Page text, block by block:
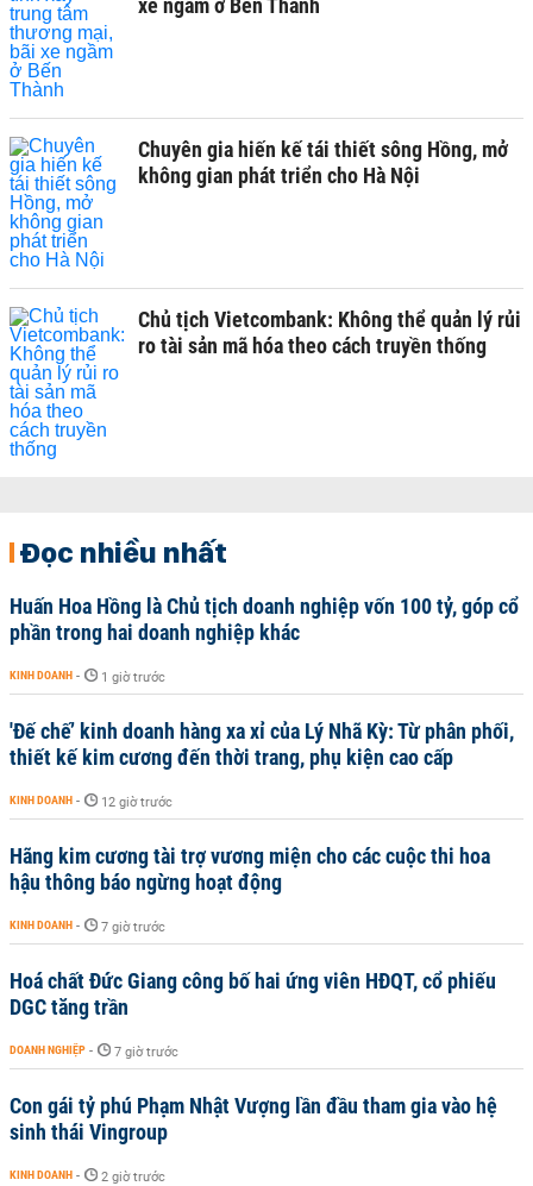
xe ngầm ở Bến Thành
Chuyên gia hiến kế tái thiết sông Hồng, mở
không gian phát triển cho Hà Nội
Chủ tịch Vietcombank: Không thể quản lý rủi
ro tài sản mã hóa theo cách truyền thống
Đọc nhiều nhất
Huấn Hoa Hồng là Chủ tịch doanh nghiệp vốn 100 tỷ, góp cổ
phần trong hai doanh nghiệp khác
KINH DOANH - 1 giờ trước
'Đế chế’ kinh doanh hàng xa xỉ của Lý Nhã Kỳ: Từ phân phối,
thiết kế kim cương đến thời trang, phụ kiện cao cấp
KINH DOANH - 12 giờ trước
Hãng kim cương tài trợ vương miện cho các cuộc thi hoa
hậu thông báo ngừng hoạt động
KINH DOANH - 7 giờ trước
Hoá chất Đức Giang công bố hai ứng viên HĐQT, cổ phiếu
DGC tăng trần
DOANH NGHIỆP - 7 giờ trước
Con gái tỷ phú Phạm Nhật Vượng lần đầu tham gia vào hệ
sinh thái Vingroup
KINH DOANH - 2 giờ trước